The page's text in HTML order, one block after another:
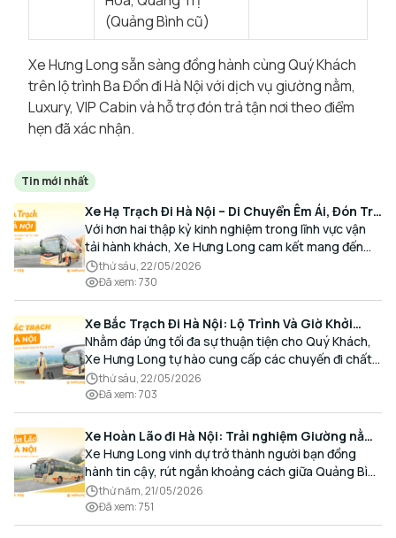
(Quảng Bình cũ)
Xe Hưng Long sẵn sàng đồng hành cùng Quý Khách
trên lộ trình Ba Đồn đi Hà Nội với dịch vụ giường nằm,
Luxury, VIP Cabin và hỗ trợ đón trả tận nơi theo điểm
hẹn đã xác nhận.
Tin mới nhất
Xe Hạ Trạch Đi Hà Nội – Di Chuyển Êm Ái, Đón Trả
Tận Nơi Cùng Xe Hưng Long
Với hơn hai thập kỷ kinh nghiệm trong lĩnh vực vận
tải hành khách, Xe Hưng Long cam kết mang đến
cho Quý Khách một hành trình di chuyển trọn vẹn,
thoải mái và đúng giờ.
thứ sáu, 22/05/2026
Đã xem:730
Xe Bắc Trạch Đi Hà Nội: Lộ Trình Và Giờ Khởi
Hành Cùng Xe Hưng Long
Nhằm đáp ứng tối đa sự thuận tiện cho Quý Khách,
Xe Hưng Long tự hào cung cấp các chuyến đi chất
lượng cao, an toàn với lịch trình linh hoạt mỗi ngày.
thứ sáu, 22/05/2026
Đã xem:703
Xe Hoàn Lão đi Hà Nội: Trải nghiệm Giường nằm
Cao cấp, Đón trả Tận nơi
Xe Hưng Long vinh dự trở thành người bạn đồng
hành tin cậy, rút ngắn khoảng cách giữa Quảng Bình
và Thủ đô bằng chất lượng dịch vụ chuẩn mực.
thứ năm, 21/05/2026
Đã xem:751